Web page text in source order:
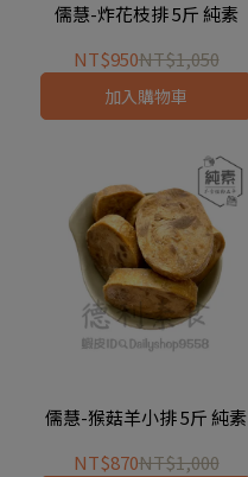
儒慧-炸花枝排 5斤 純素
NT$950NT$1,050
加入購物車
儒慧-猴菇羊小排 5斤 純素
NT$870NT$1,000